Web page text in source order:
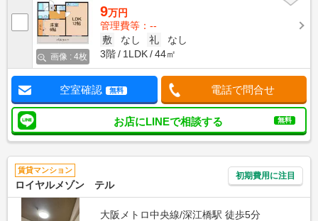
画像 : 4枚
9万円
管理費等：--
敷
なし 礼
なし
3階
1LDK 44㎡
空室確認 無料 電話で問合せ
お店にLINEで相談する 無料
賃貸マンション
ロイヤルメゾン テル
初期費用に注目
大阪メトロ中央線/深江橋駅 徒歩5分